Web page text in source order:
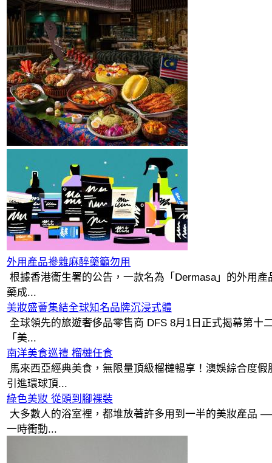
外用產品摻雜麻醉藥籲勿用
根據香港衞生署的公告，一款名為「Dermasa」的外用產
藥成...
美妝盛薈集結全球知名品牌沉浸式體
全球領先的旅遊奢侈品零售商 DFS 8月1日正式揭幕第十
「美...
南洋美食巡禮 榴槤任食
馬來西亞經典美食，無限量頂級榴槤暢享！澳娛綜合度假
引進環球頂...
綠色美妝 從頭到腳裸裝
大多數人的浴室裡，都堆放著許多用到一半的美妝產品
一時衝動...